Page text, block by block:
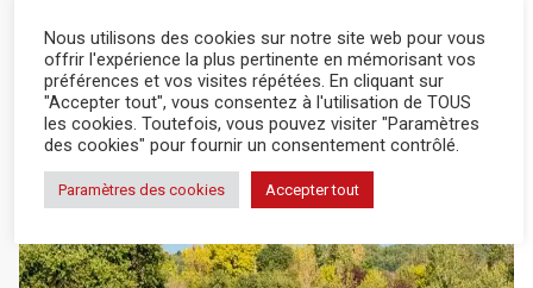
actualité 8 Août 2026
Nous utilisons des cookies sur notre site web pour vous
offrir l'expérience la plus pertinente en mémorisant vos
préférences et vos visites répétées. En cliquant sur
"Accepter tout", vous consentez à l'utilisation de TOUS
les cookies. Toutefois, vous pouvez visiter "Paramètres
des cookies" pour fournir un consentement contrôlé.
Paramètres des cookies Accepter tout